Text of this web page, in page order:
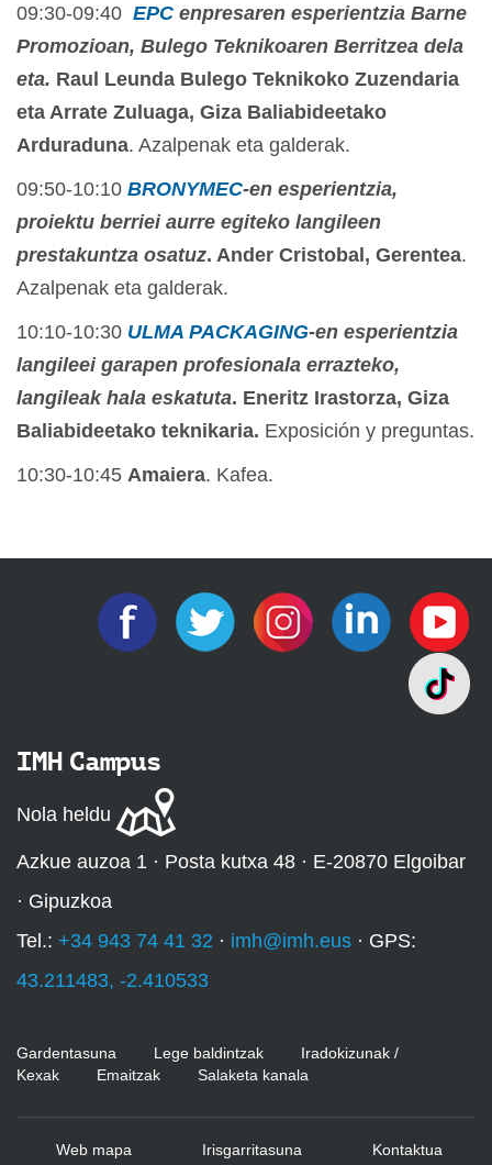
09:30-09:40 EPC enpresaren esperientzia Barne
Promozioan, Bulego Teknikoaren Berritzea dela
eta. Raul Leunda Bulego Teknikoko Zuzendaria
eta Arrate Zuluaga, Giza Baliabideetako
Arduraduna. Azalpenak eta galderak.
09:50-10:10 BRONYMEC-en esperientzia,
proiektu berriei aurre egiteko langileen
prestakuntza osatuz. Ander Cristobal, Gerentea.
Azalpenak eta galderak.
10:10-10:30 ULMA PACKAGING-en esperientzia
langileei garapen profesionala errazteko,
langileak hala eskatuta. Eneritz Irastorza, Giza
Baliabideetako teknikaria. Exposición y preguntas.
10:30-10:45 Amaiera. Kafea.
IMH Campus
Nola heldu
Azkue auzoa 1 · Posta kutxa 48 · E-20870 Elgoibar
· Gipuzkoa
Tel.: +34 943 74 41 32 · imh@imh.eus · GPS:
43.211483, -2.410533
Gardentasuna Lege baldintzak
Iradokizunak /
Kexak
Emaitzak Salaketa kanala
Web mapa Irisgarritasuna Kontaktua